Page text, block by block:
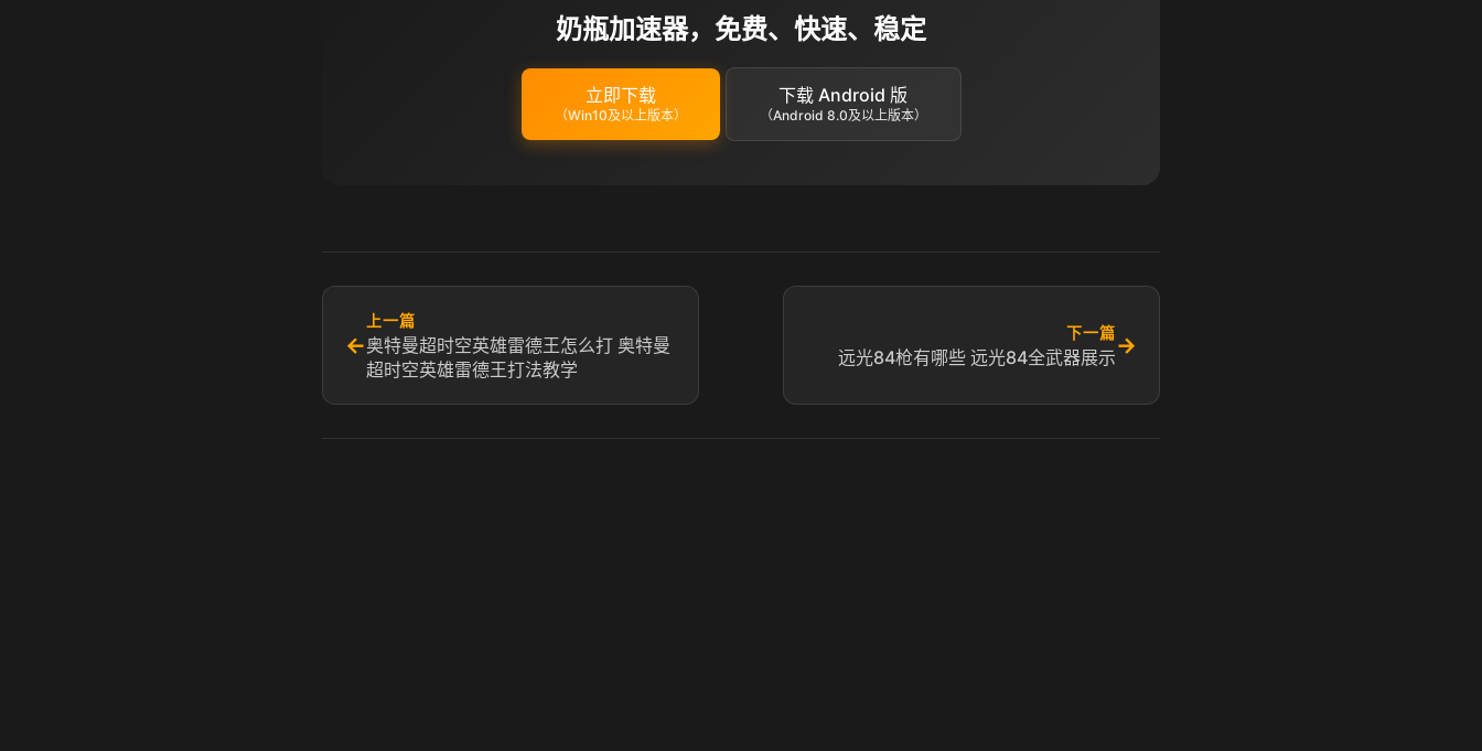
奶瓶加速器，免费、快速、稳定
立即下载
（Win10及以上版本）
下载 Android 版
（Android 8.0及以上版本）
←
上一篇
奥特曼超时空英雄雷德王怎么打 奥特曼
超时空英雄雷德王打法教学
下一篇
远光84枪有哪些 远光84全武器展示→